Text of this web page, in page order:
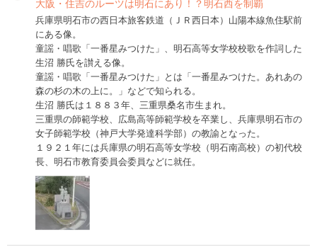
大阪・住吉のルーツは明石にあり！？明石西を制覇
兵庫県明石市の西日本旅客鉄道（ＪＲ西日本）山陽本線魚住駅前
にある像。
童謡・唱歌「一番星みつけた」、明石高等女学校校歌を作詞した
生沼 勝氏を讃える像。
童謡・唱歌「一番星みつけた」とは「一番星みつけた。あれあの
森の杉の木の上に。」などで知られる。
生沼 勝氏は１８８３年、三重県桑名市生まれ。
三重県の師範学校、広島高等師範学校を卒業し、兵庫県明石市の
女子師範学校（神戸大学発達科学部）の教諭となった。
１９２１年には兵庫県の明石高等女学校（明石南高校）の初代校
長、明石市教育委員会委員などに就任。